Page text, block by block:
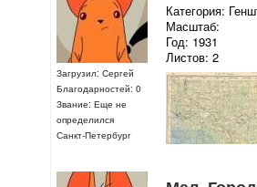
Загрузил: Сергей
Благодарностей: 0
Звание: Еще не
определился
Санкт-Петербург
Категория:
Масштаб:
Год: 1931
Листов: 2